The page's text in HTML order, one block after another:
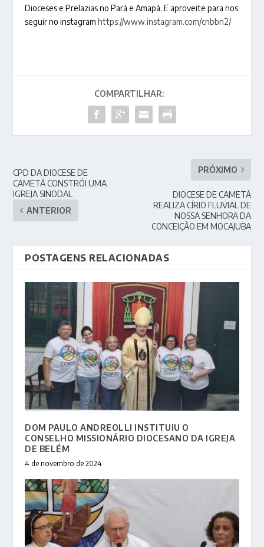
Dioceses e Prelazias no Pará e Amapá. E aproveite para nos
seguir no instagramhttps://www.instagram.com/cnbbn2/
COMPARTILHAR:
CPD DA DIOCESE DE
CAMETÁ CONSTRÓI UMA
IGREJA SINODAL
ANTERIOR
PRÓXIMO
DIOCESE DE CAMETÁ
REALIZA CÍRIO FLUVIAL DE
NOSSA SENHORA DA
CONCEIÇÃO EM MOCAJUBA
POSTAGENS RELACIONADAS
DOM PAULO ANDREOLLI INSTITUIU O
CONSELHO MISSIONÁRIO DIOCESANO DA IGREJA
DE BELÉM
4 de novembro de 2024